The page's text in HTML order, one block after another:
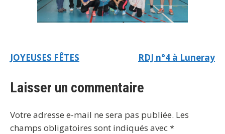
JOYEUSES FÊTES RDJ n°4 à Luneray
Laisser un commentaire
Votre adresse e-mail ne sera pas publiée. Les
champs obligatoires sont indiqués avec*